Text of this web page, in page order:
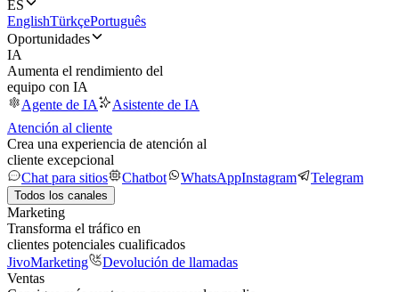
ES
EnglishTürkçePortuguês
Oportunidades
IA
Aumenta el rendimiento del
equipo con IA
Agente de IA
Asistente de IA
Atención al cliente
Crea una experiencia de atención al
cliente excepcional
Chat para sitios
Chatbot WhatsAppInstagram Telegram
Todos los canales
Marketing
Transforma el tráfico en
clientes potenciales cualificados
JivoMarketing
Devolución de llamadas
Ventas